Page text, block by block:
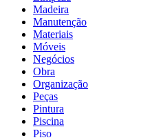
Madeira
Manutenção
Materiais
Móveis
Negócios
Obra
Organização
Peças
Pintura
Piscina
Piso